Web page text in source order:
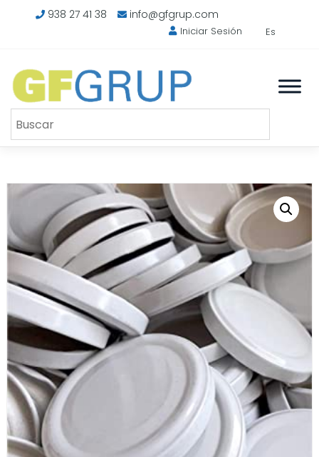
938 27 41 38 info@gfgrup.com
Es
Iniciar Sesión